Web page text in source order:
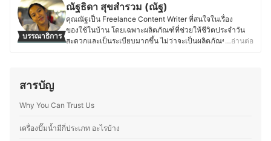
บรรณาธิการ
ณัฐธิดา สุขสำรวม (ณัฐ)
คุณณัฐเป็น Freelance Content Writer ที่สนใจในเรื่อง
ของใช้ในบ้าน โดยเฉพาะผลิตภัณฑ์ที่ช่วยให้ชีวิตประจำวัน
สะดวกและเป็นระเบียบมากขึ้น ไม่ว่าจะเป็นผลิตภัณฑ์ซักรีดที่
สนใจในเรื่องเทคโนโลยีในบ้านและของใช้จำเป็น จึงศึกษา
ใช้งาน ความคุ้มค่า และคุณภาพ เพราะเชื่อว่าของใช้ที่ดีควร
…อ่านต่อ
สารบัญ
Why You Can Trust Us
เครื่องปั๊มน้ำมีกี่ประเภท อะไรบ้าง